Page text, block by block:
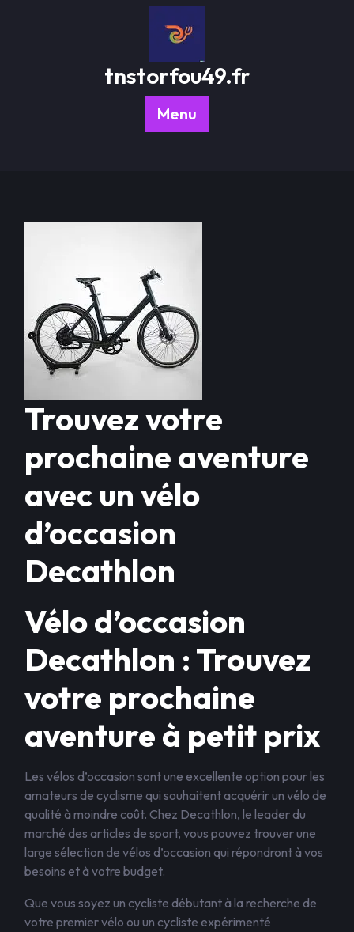
tnstorfou49.fr
Menu
Trouvez votre
prochaine aventure
avec un vélo
d’occasion
Decathlon
Vélo d’occasion
Decathlon : Trouvez
votre prochaine
aventure à petit prix
Les vélos d’occasion sont une excellente option pour les
amateurs de cyclisme qui souhaitent acquérir un vélo de
qualité à moindre coût. Chez Decathlon, le leader du
marché des articles de sport, vous pouvez trouver une
large sélection de vélos d’occasion qui répondront à vos
besoins et à votre budget.
Que vous soyez un cycliste débutant à la recherche de
votre premier vélo ou un cycliste expérimenté